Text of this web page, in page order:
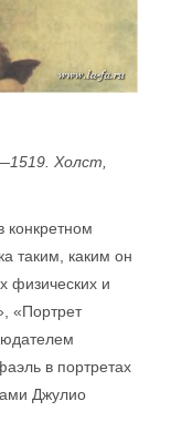
Холст,
конкретном
таким, каким он
физических и
«Портрет
в портретах
Джулио